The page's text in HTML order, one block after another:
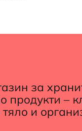
за
продукти –
и